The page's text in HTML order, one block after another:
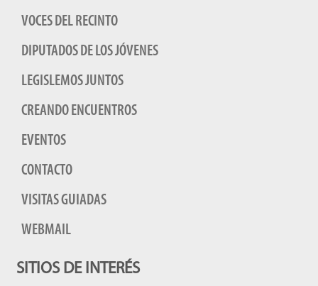
VOCES DEL RECINTO
DIPUTADOS DE LOS JÓVENES
LEGISLEMOS JUNTOS
CREANDO ENCUENTROS
EVENTOS
CONTACTO
VISITAS GUIADAS
WEBMAIL
SITIOS DE INTERÉS